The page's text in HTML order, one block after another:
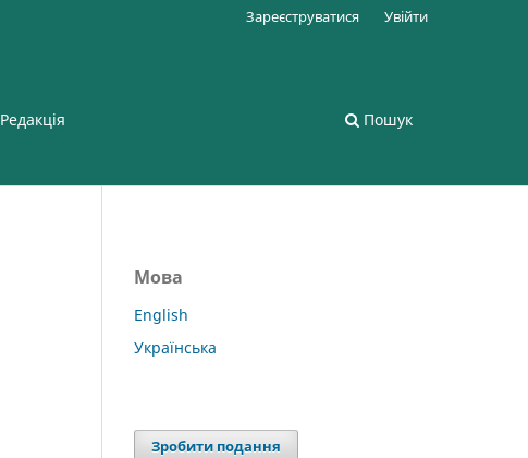
Редакція Пошук
Зареєструватися Увійти
Мова
English
Українська
Зробити подання